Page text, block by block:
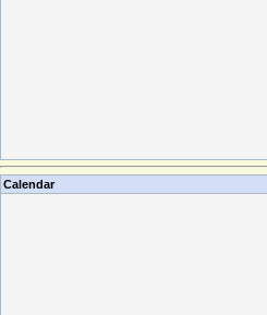
Calendar